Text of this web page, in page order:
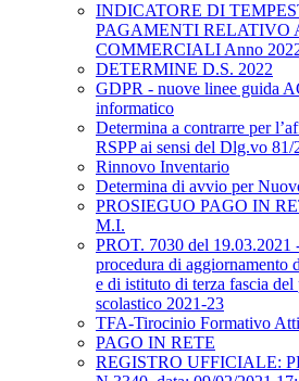
INDICATORE DI
PAGAMENTI RELATIVO
COMMERCIALI Anno
DETERMINE D.S. 2022
GDPR - nuove linee guida
informatico
Determina a contrarre per
RSPP ai sensi del Dlg.vo 81/
Rinnovo Inventario
Determina di avvio per
PROSIEGUO PAGO IN
M.I.
PROT. 7030 del 19.03.2021
procedura di aggiornamento
e di istituto di terza fascia
scolastico 2021-23
TFA-Tirocinio Formativo
PAGO IN RETE
REGISTRO UFFICIALE: